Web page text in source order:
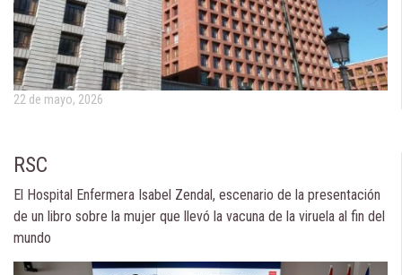
22 de mayo, 2026
RSC
El Hospital Enfermera Isabel Zendal, escenario de la presentación
de un libro sobre la mujer que llevó la vacuna de la viruela al fin del
mundo